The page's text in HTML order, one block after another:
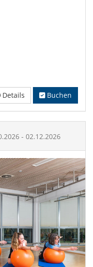
Details Buchen
- 02.12.2026